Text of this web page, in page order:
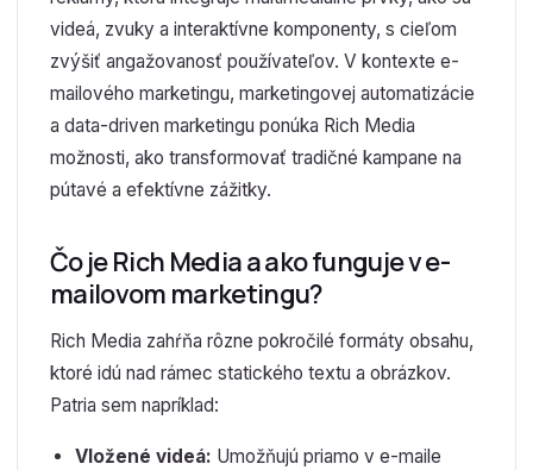
videá, zvuky a interaktívne komponenty, s cieľom
zvýšiť angažovanosť používateľov. V kontexte e-
mailového marketingu, marketingovej automatizácie
a data-driven marketingu ponúka Rich Media
možnosti, ako transformovať tradičné kampane na
pútavé a efektívne zážitky.
Čo je Rich Media a ako funguje v e-
mailovom marketingu?
Rich Media zahŕňa rôzne pokročilé formáty obsahu,
ktoré idú nad rámec statického textu a obrázkov.
Patria sem napríklad:
Vložené videá: Umožňujú priamo v e-maile